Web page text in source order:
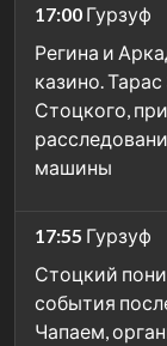
17:00 Гурзуф
Регина и
казино.
Стоцкого,
машины
17:55 Гурзуф
Стоцкий
события
Чапаем,